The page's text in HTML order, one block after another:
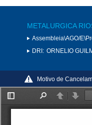
METALURGICA
Assembleia\AGO/
DRI: ORNELIO
Motivo de